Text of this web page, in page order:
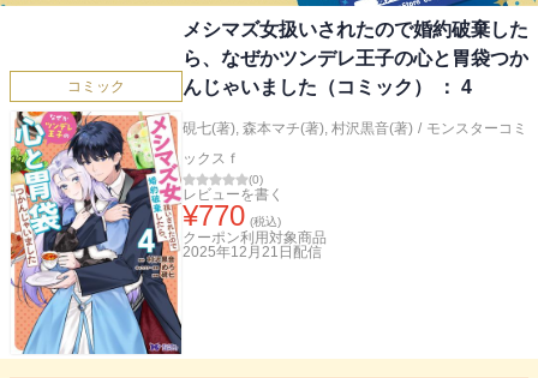
コミック
メシマズ女扱いされたので婚約破棄した
ら、なぜかツンデレ王子の心と胃袋つか
んじゃいました（コミック） ： 4
硯七(著), 森本マチ(著), 村沢黒音(著) / モンスターコミ
ックスｆ
(0)
レビューを書く
¥770 (税込)
クーポン利用対象商品
2025年12月21日 配信